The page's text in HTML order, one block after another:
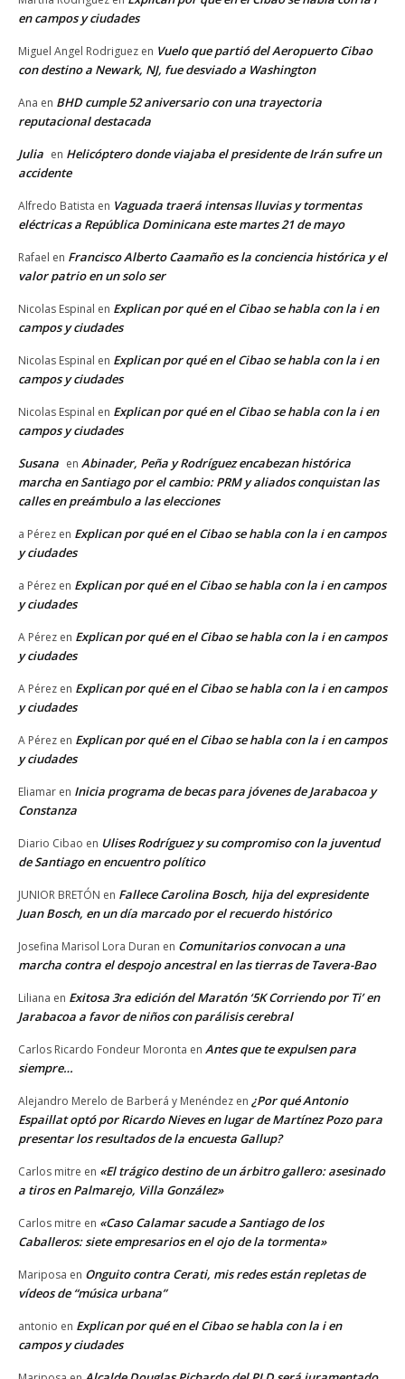
en campos y ciudades
Miguel Angel Rodriguez en Vuelo que partió del Aeropuerto Cibao
con destino a Newark, NJ, fue desviado a Washington
Ana en BHD cumple 52 aniversario con una trayectoria
reputacional destacada
Julia en Helicóptero donde viajaba el presidente de Irán sufre un
accidente
Alfredo Batista en Vaguada traerá intensas lluvias y tormentas
eléctricas a República Dominicana este martes 21 de mayo
Rafael en Francisco Alberto Caamaño es la conciencia histórica y el
valor patrio en un solo ser
Nicolas Espinal en Explican por qué en el Cibao se habla con la i en
campos y ciudades
Nicolas Espinal en Explican por qué en el Cibao se habla con la i en
campos y ciudades
Nicolas Espinal en Explican por qué en el Cibao se habla con la i en
campos y ciudades
Susana en Abinader, Peña y Rodríguez encabezan histórica
marcha en Santiago por el cambio: PRM y aliados conquistan las
calles en preámbulo a las elecciones
a Pérez en Explican por qué en el Cibao se habla con la i en campos
y ciudades
a Pérez en Explican por qué en el Cibao se habla con la i en campos
y ciudades
A Pérez en Explican por qué en el Cibao se habla con la i en campos
y ciudades
A Pérez en Explican por qué en el Cibao se habla con la i en campos
y ciudades
A Pérez en Explican por qué en el Cibao se habla con la i en campos
y ciudades
Eliamar en Inicia programa de becas para jóvenes de Jarabacoa y
Constanza
Diario Cibao en Ulises Rodríguez y su compromiso con la juventud
de Santiago en encuentro político
JUNIOR BRETÓN en Fallece Carolina Bosch, hija del expresidente
Juan Bosch, en un día marcado por el recuerdo histórico
Josefina Marisol Lora Duran en Comunitarios convocan a una
marcha contra el despojo ancestral en las tierras de Tavera-Bao
Liliana en Exitosa 3ra edición del Maratón ‘5K Corriendo por Ti’ en
Jarabacoa a favor de niños con parálisis cerebral
Carlos Ricardo Fondeur Moronta en Antes que te expulsen para
siempre…
Alejandro Merelo de Barberá y Menéndez en ¿Por qué Antonio
Espaillat optó por Ricardo Nieves en lugar de Martínez Pozo para
presentar los resultados de la encuesta Gallup?
Carlos mitre en «El trágico destino de un árbitro gallero: asesinado
a tiros en Palmarejo, Villa González»
Carlos mitre en «Caso Calamar sacude a Santiago de los
Caballeros: siete empresarios en el ojo de la tormenta»
Mariposa en Onguito contra Cerati, mis redes están repletas de
vídeos de “música urbana”
antonio en Explican por qué en el Cibao se habla con la i en
campos y ciudades